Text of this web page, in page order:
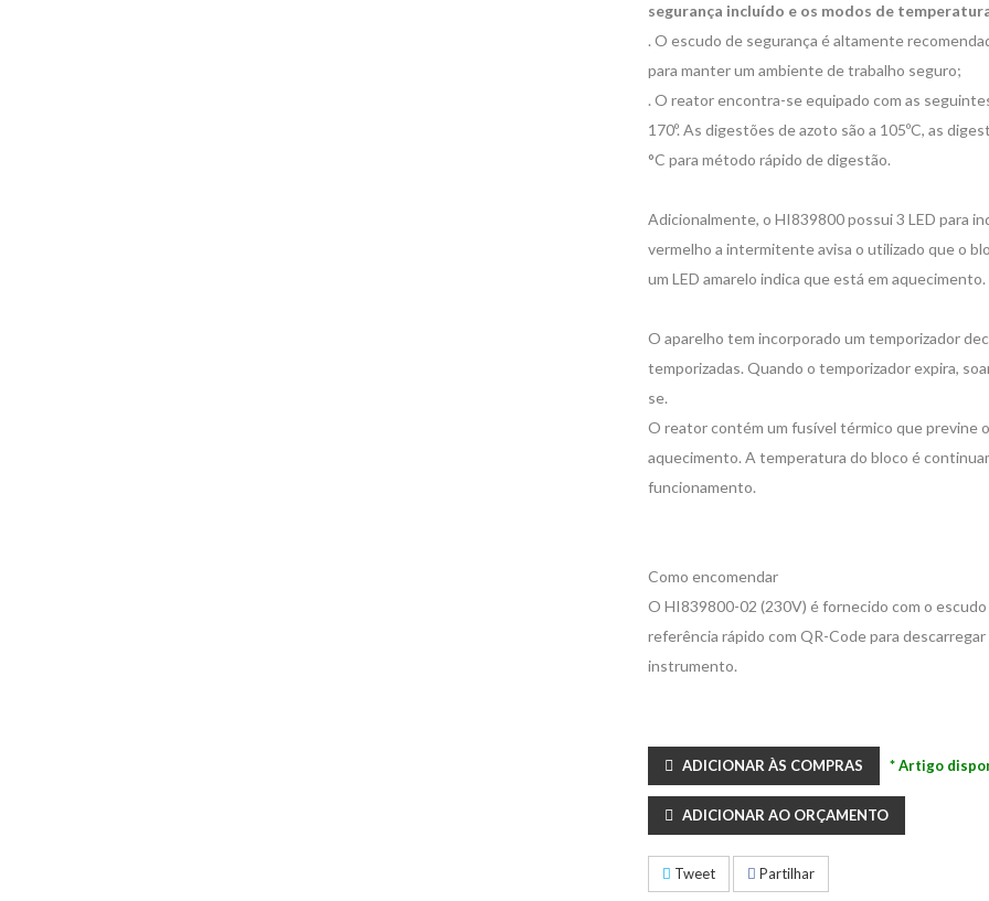
segurança incluído e os modos de
. O escudo de segurança é altamente
para manter um ambiente de trabalho seguro;
. O reator encontra-se equipado com as
170º. As digestões de azoto são a 105ºC, as
°C para método rápido de digestão.
Adicionalmente, o HI839800 possui 3 LED para
vermelho a intermitente avisa o utilizado que o
um LED amarelo indica que está em aquecimento.
O aparelho tem incorporado um temporizador
temporizadas. Quando o temporizador expira,
se.
O reator contém um fusível térmico que previne
aquecimento. A temperatura do bloco é
funcionamento.
Como encomendar
O HI839800-02 (230V) é fornecido com o
referência rápido com QR-Code para
instrumento.
ADICIONAR ÀS COMPRAS * Artigo
ADICIONAR AO ORÇAMENTO
Tweet Partilhar